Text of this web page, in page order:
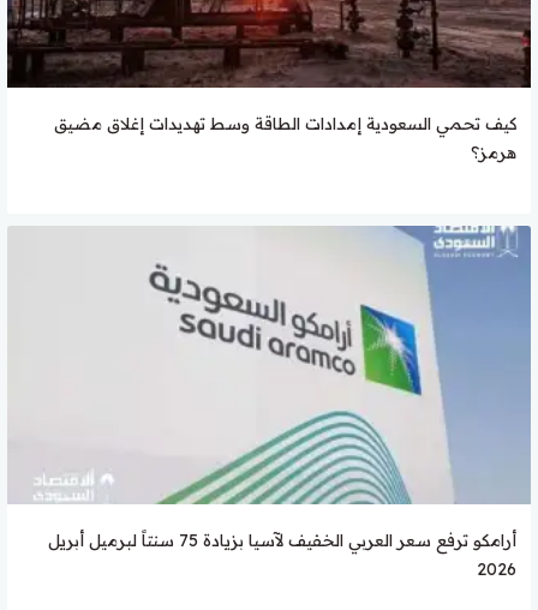
كيف تحمي السعودية إمدادات الطاقة وسط تهديدات إغلاق مضيق
هرمز؟
أرامكو ترفع سعر العربي الخفيف لآسيا بزيادة 75 سنتاً لبرميل أبريل
2026